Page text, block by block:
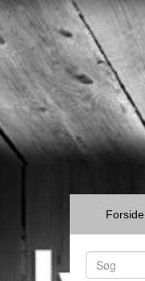
Forside